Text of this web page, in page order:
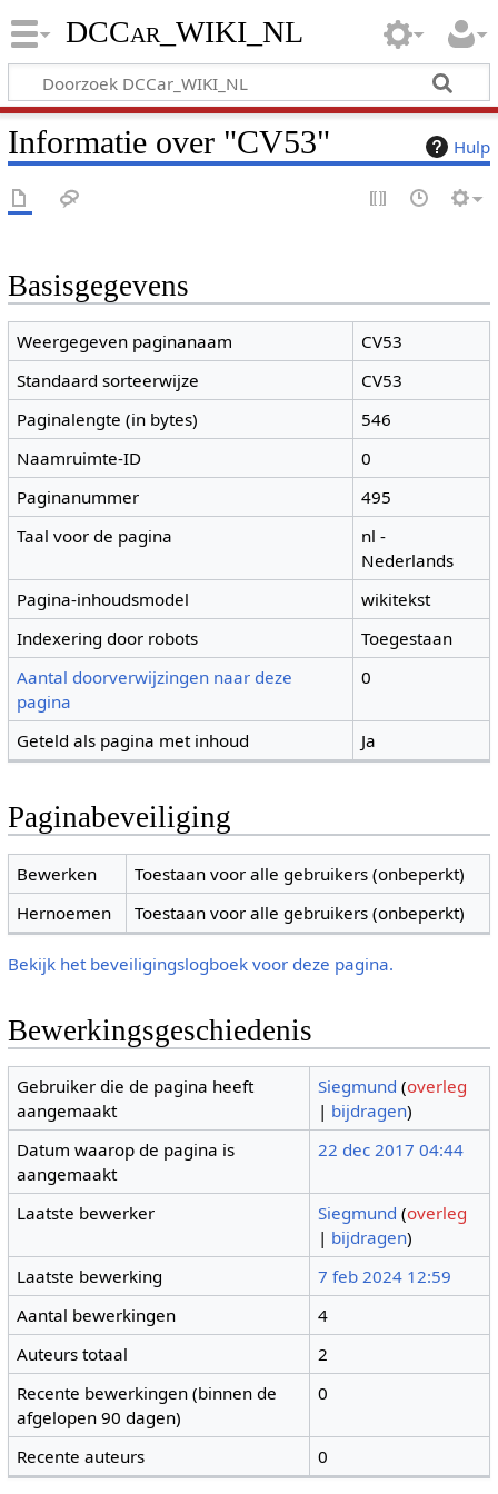
DCCar_WIKI_NL
Hulp
Informatie over "CV53"
Basisgegevens
Weergegeven paginanaam
CV53
Standaard sorteerwijze
CV53
Paginalengte (in bytes)
546
Naamruimte-ID
0
Paginanummer
495
Taal voor de pagina
nl -
Nederlands
Pagina-inhoudsmodel
wikitekst
Indexering door robots
Toegestaan
Aantal doorverwijzingen naar deze
pagina
0
Geteld als pagina met inhoud Ja
Paginabeveiliging
Bewerken
Toestaan voor alle gebruikers (onbeperkt)
Hernoemen
Toestaan voor alle gebruikers (onbeperkt)
Bekijk het beveiligingslogboek voor deze pagina.
Bewerkingsgeschiedenis
Gebruiker die de pagina heeft
aangemaakt
Siegmund (overleg
| bijdragen)
Datum waarop de pagina is
aangemaakt
22 dec 2017 04:44
Laatste bewerker Siegmund (overleg
| bijdragen)
Laatste bewerking
7 feb 2024 12:59
Aantal bewerkingen
4
Auteurs totaal
2
Recente bewerkingen (binnen de
afgelopen 90 dagen)
0
Recente auteurs 0